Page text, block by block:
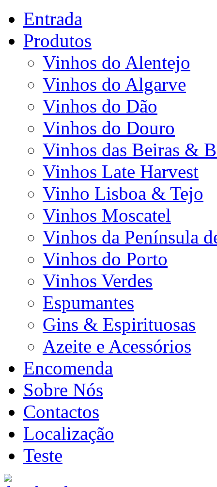
Entrada
Produtos
Vinhos do Alentejo
Vinhos do Algarve
Vinhos do Dão
Vinhos do Douro
Vinhos das Beiras &
Vinhos Late Harvest
Vinho Lisboa & Tejo
Vinhos Moscatel
Vinhos da Península
Vinhos do Porto
Vinhos Verdes
Espumantes
Gins & Espirituosas
Azeite e Acessórios
Encomenda
Sobre Nós
Contactos
Localização
Teste